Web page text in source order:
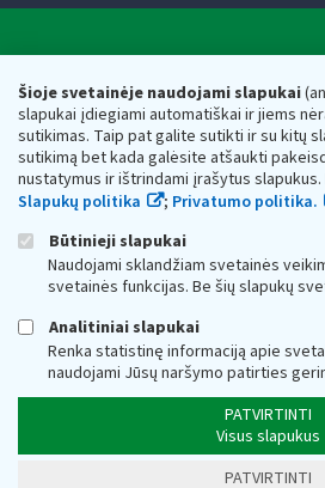
Šioje svetainėje naudojami slapukai
slapukai įdiegiami automatiškai ir jiems
sutikimas. Taip pat galite sutikti ir su kitų
sutikimą bet kada galėsite atšaukti
nustatymus ir ištrindami įrašytus
Slapukų politika
; Privatumo politika.
Būtinieji slapukai
Naudojami sklandžiam svetainės
svetainės funkcijas. Be šių slapukų
Analitiniai slapukai
Renka statistinę informaciją apie
naudojami Jūsų naršymo patirties
PATVIRTINTI
Visus slapukus
PATVIRTINTI
Respublikos finansų
Biudžetinė įstaiga. Juridinio asmens kodas
adresas: Vasario 16-osios g. 14, 01107
vmi@vmi.lt, E. pristatymo dėžutės adresas
Duomenys apie Valstybinę mokesčių
Respublikos finansų ministerijos kaupiami